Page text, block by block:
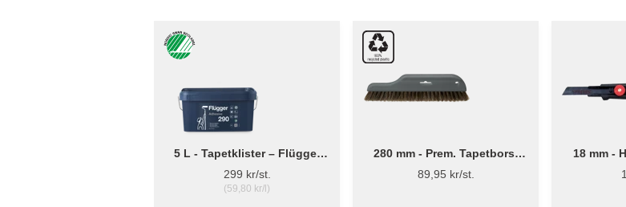
5 L - Tapetklister – Flügger
Adhesive 290
299 kr/st.
(59,80 kr/l)
280 mm - Prem. Tapetborst
3540
89,95 kr/st.
18 mm -
med